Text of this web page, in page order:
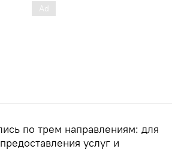
по трем направлениям: для
услуг и